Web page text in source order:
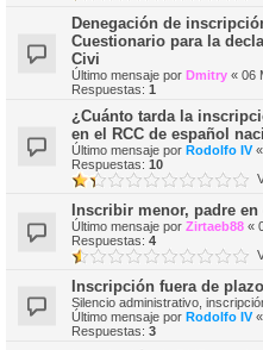
Denegación de
Cuestionario para la
Civi
Último mensaje por Dmitry « 06
Respuestas: 1
¿Cuánto tarda la
en el RCC de español
Último mensaje por Rodolfo IV«
Respuestas: 10
Inscribir menor, padre
Último mensaje por Zirtaeb88 «
Respuestas: 4
Inscripción fuera de
Silencio administrativo,
Último mensaje por Rodolfo IV«
Respuestas: 3